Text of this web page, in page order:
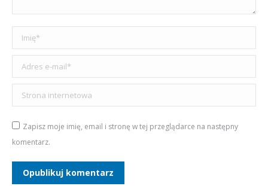
Imię *
Adres e-mail *
Strona internetowa
Zapisz moje imię, email i stronę w tej przeglądarce na następny
komentarz.
Opublikuj komentarz